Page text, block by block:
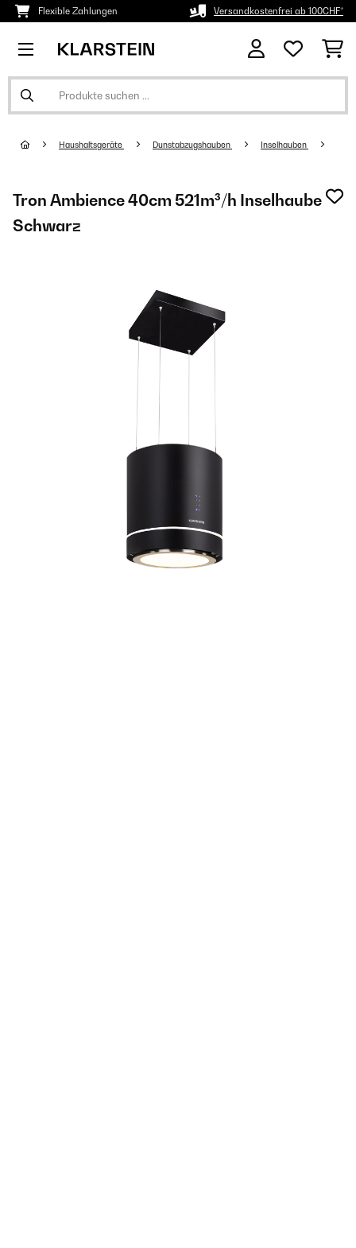
Flexible Zahlungen Versandkostenfrei ab 100CHF*
Haushaltsgeräte Dunstabzugshauben Inselhauben
Tron Ambience 40cm 521m³/h Inselhaube
Schwarz